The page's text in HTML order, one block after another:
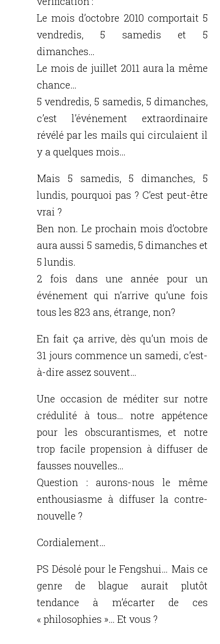
Le mois d’octobre 2010 comportait 5
vendredis, 5 samedis et 5
dimanches…
Le mois de juillet 2011 aura la même
chance…
5 vendredis, 5 samedis, 5 dimanches,
c’est l’événement extraordinaire
révélé par les mails qui circulaient il
y a quelques mois…
Mais 5 samedis, 5 dimanches, 5
lundis, pourquoi pas ? C’est peut-être
vrai ?
Ben non. Le prochain mois d’octobre
aura aussi 5 samedis, 5 dimanches et
5 lundis.
2 fois dans une année pour un
événement qui n’arrive qu’une fois
tous les 823 ans, étrange, non?
En fait ça arrive, dès qu’un mois de
31 jours commence un samedi, c’est-
à-dire assez souvent…
Une occasion de méditer sur notre
crédulité à tous… notre appétence
pour les obscurantismes, et notre
trop facile propension à diffuser de
fausses nouvelles…
Question : aurons-nous le même
enthousiasme à diffuser la contre-
nouvelle ?
Cordialement…
PS Désolé pour le Fengshui… Mais ce
genre de blague aurait plutôt
tendance à m’écarter de ces
« philosophies »… Et vous ?